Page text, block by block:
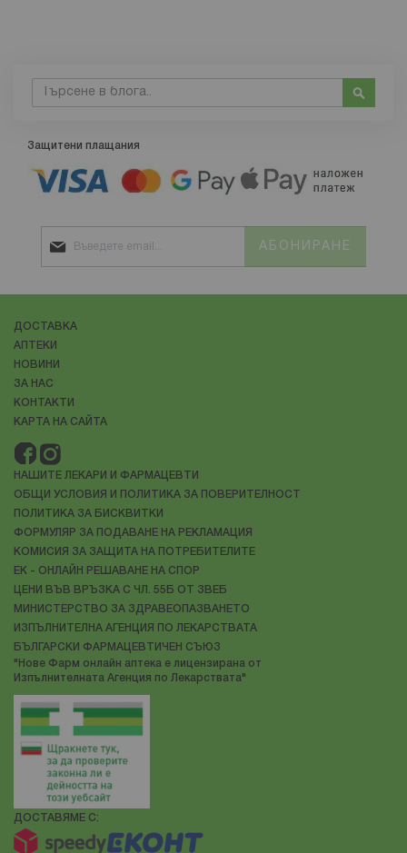
Търсене
Защитени плащания
АБОНИРАНЕ
ДОСТАВКА
АПТЕКИ
НОВИНИ
ЗА НАС
КОНТАКТИ
КАРТА НА САЙТА
НАШИТЕ ЛЕКАРИ И ФАРМАЦЕВТИ
ОБЩИ УСЛОВИЯ И ПОЛИТИКА ЗА ПОВЕРИТЕЛНОСТ
ПОЛИТИКА ЗА БИСКВИТКИ
ФОРМУЛЯР ЗА ПОДАВАНЕ НА РЕКЛАМАЦИЯ
КОМИСИЯ ЗА ЗАЩИТА НА ПОТРЕБИТЕЛИТЕ
ЕК - ОНЛАЙН РЕШАВАНЕ НА СПОР
ЦЕНИ ВЪВ ВРЪЗКА С ЧЛ. 55Б ОТ ЗВЕБ
МИНИСТЕРСТВО ЗА ЗДРАВЕОПАЗВАНЕТО
ИЗПЪЛНИТЕЛНА АГЕНЦИЯ ПО ЛЕКАРСТВАТА
БЪЛГАРСКИ ФАРМАЦЕВТИЧЕН СЪЮЗ
"Нове Фарм онлайн аптека е лицензирана от
Изпълнителната Агенция по Лекарствата"
ДОСТАВЯМЕ С: